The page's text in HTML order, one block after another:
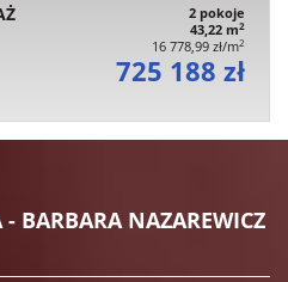
2 pokoje
43,22 m2
16 778,99 zł/m2
725 188 zł
BARBARA NAZAREWICZ